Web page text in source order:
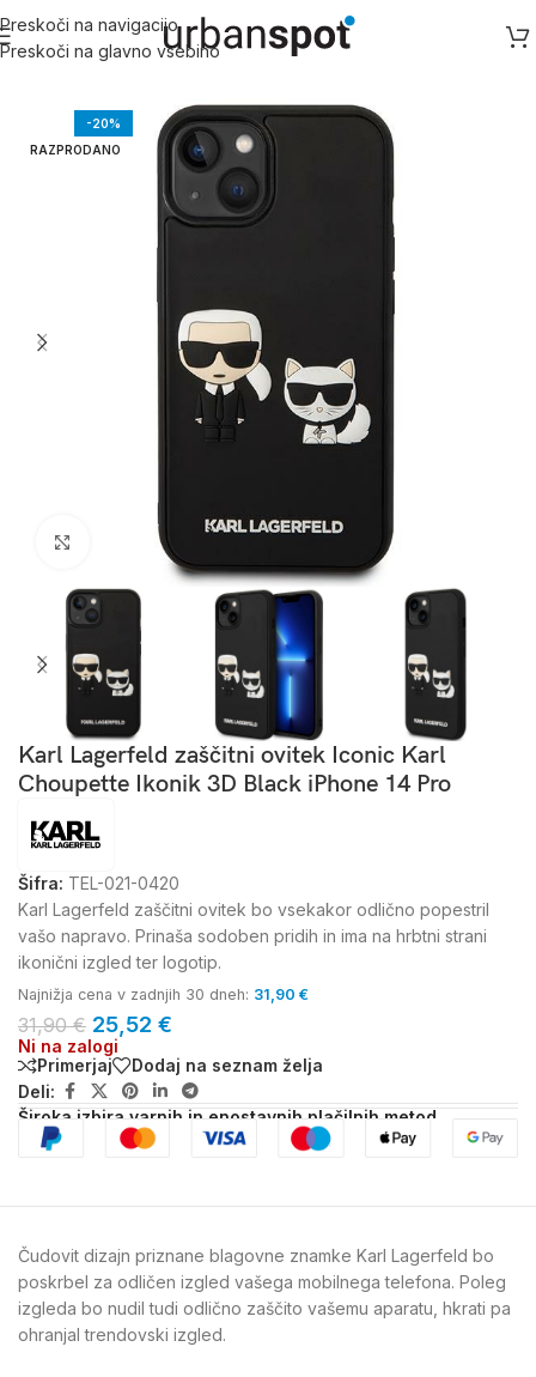
Preskoči na navigacijo
Preskoči na glavno vsebino
Domov/Apple/Apple iPhone 14 serija /iPhone 14 Pro
-20%
RAZPRODANO
Kliknite za povečavo
Karl Lagerfeld zaščitni ovitek Iconic Karl
Choupette Ikonik 3D Black iPhone 14 Pro
Šifra: TEL-021-0420
Karl Lagerfeld zaščitni ovitek bo vsekakor odlično popestril
vašo napravo. Prinaša sodoben pridih in ima na hrbtni strani
ikonični izgled ter logotip.
Najnižja cena v zadnjih 30 dneh: 31,90 €
31,90€ 25,52 €
Ni na zalogi
Primerjaj
Dodaj na seznam želja
Deli:
Široka izbira varnih in enostavnih plačilnih metod
Čudovit dizajn priznane blagovne znamke Karl Lagerfeld bo
poskrbel za odličen izgled vašega mobilnega telefona. Poleg
izgleda bo nudil tudi odlično zaščito vašemu aparatu, hkrati pa
ohranjal trendovski izgled.